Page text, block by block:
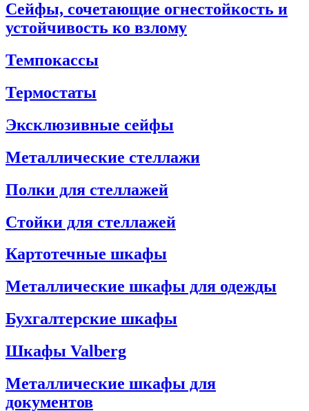
Сейфы, сочетающие огнестойкость и
устойчивость ко взлому
Темпокассы
Термостаты
Эксклюзивные сейфы
Металлические стеллажи
Полки для стеллажей
Стойки для стеллажей
Картотечные шкафы
Металлические шкафы для одежды
Бухгалтерские шкафы
Шкафы Valberg
Металлические шкафы для
документов